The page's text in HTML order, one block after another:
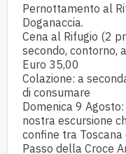
Pernottamento al
Doganaccia.
Cena al Rifugio (2
secondo, contorno,
Euro 35,00
Colazione: a
di consumare
Domenica 9
nostra escursione
confine tra
Passo della Croce